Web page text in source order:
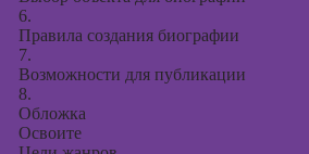
6.
Правила создания биографии
7.
Возможности для публикации
8.
Обложка
Освоите